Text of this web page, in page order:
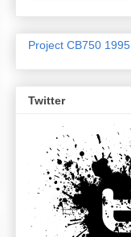
Project CB750 1995
Twitter